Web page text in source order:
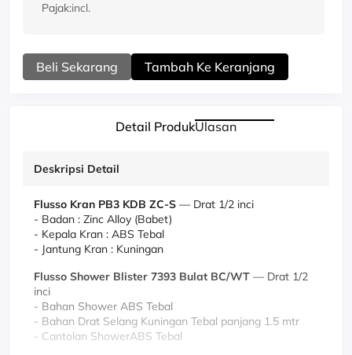
Pajak:incl.
Beli Sekarang Tambah Ke Keranjang
Detail ProdukUlasan
Deskripsi Detail
Flusso Kran PB3 KDB ZC-S — Drat 1/2 inci
- Badan : Zinc Alloy (Babet)
- Kepala Kran : ABS Tebal
- Jantung Kran : Kuningan
Flusso Shower Blister 7393 Bulat BC/WT — Drat 1/2
inci
- Bahan Shower ABS Tebal
- Bahan Drat Selang Kuningan Tebal panjang 1.5 mtr
- Cantolan ShowerABS Tebal